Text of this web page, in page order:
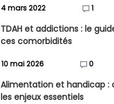
4 mars 2022 1
TDAH et addictions : le
ces comorbidités
10 mai 2026 0
Alimentation et handicap :
les enjeux essentiels